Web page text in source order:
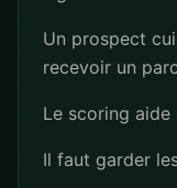
Un prospect
recevoir un
Le scoring aide
Il faut garder